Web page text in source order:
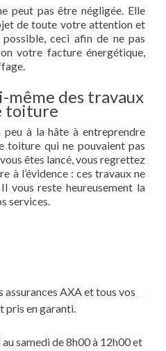
peut pas être négligée. Elle
de toute votre attention et
ceci afin de ne pas
votre facture énergétique,
des travaux
toiture
peu à la hâte à entreprendre
toiture qui ne pouvaient pas
êtes lancé, vous regrettez
à l’évidence : ces travaux ne
vous reste heureusement la
services.
AXA et tous vos
pris en garanti.
samedi de 8h00 à 12h00 et